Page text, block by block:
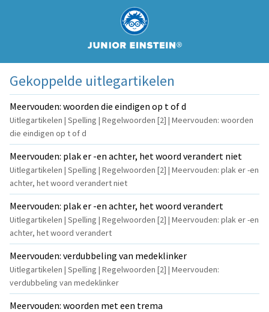
Gekoppelde uitlegartikelen
Meervouden: woorden die eindigen op t of d
Uitlegartikelen | Spelling | Regelwoorden [2] | Meervouden: woorden
die eindigen op t of d
Meervouden: plak er -en achter, het woord verandert niet
Uitlegartikelen | Spelling | Regelwoorden [2] | Meervouden: plak er -en
achter, het woord verandert niet
Meervouden: plak er -en achter, het woord verandert
Uitlegartikelen | Spelling | Regelwoorden [2] | Meervouden: plak er -en
achter, het woord verandert
Meervouden: verdubbeling van medeklinker
Uitlegartikelen | Spelling | Regelwoorden [2] | Meervouden:
verdubbeling van medeklinker
Meervouden: woorden met een trema